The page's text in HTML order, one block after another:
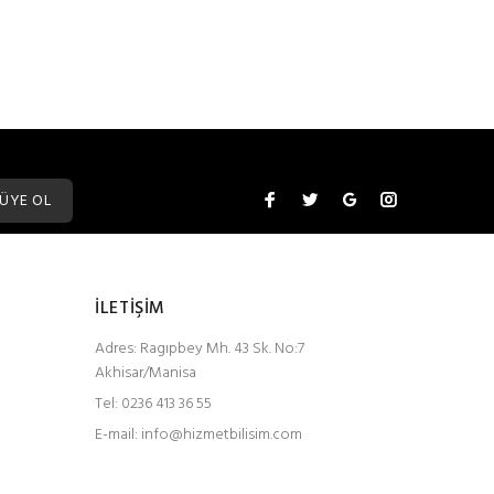
ÜYE OL
İLETİŞİM
Adres: Ragıpbey Mh. 43 Sk. No:7
Akhisar/Manisa
Tel: 0236 413 36 55
E-mail: info@hizmetbilisim.com